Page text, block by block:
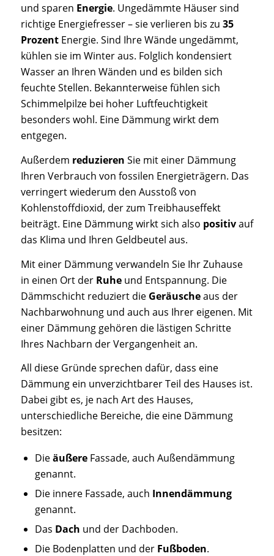
und sparen Energie. Ungedämmte Häuser sind
richtige Energiefresser – sie verlieren bis zu 35
ProzentEnergie. Sind Ihre Wände ungedämmt,
kühlen sie im Winter aus. Folglich kondensiert
Wasser an Ihren Wänden und es bilden sich
feuchte Stellen. Bekannterweise fühlen sich
Schimmelpilze bei hoher Luftfeuchtigkeit
besonders wohl. Eine Dämmung wirkt dem
entgegen.
Außerdem reduzieren Sie mit einer Dämmung
Ihren Verbrauch von fossilen Energieträgern. Das
verringert wiederum den Ausstoß von
Kohlenstoffdioxid, der zum Treibhauseffekt
beiträgt. Eine Dämmung wirkt sich also positivauf
das Klima und Ihren Geldbeutel aus.
Mit einer Dämmung verwandeln Sie Ihr Zuhause
in einen Ort der Ruheund Entspannung. Die
Dämmschicht reduziert die Geräuscheaus der
Nachbarwohnung und auch aus Ihrer eigenen. Mit
einer Dämmung gehören die lästigen Schritte
Ihres Nachbarn der Vergangenheit an.
All diese Gründe sprechen dafür, dass eine
Dämmung ein unverzichtbarer Teil des Hauses ist.
Dabei gibt es, je nach Art des Hauses,
unterschiedliche Bereiche, die eine Dämmung
besitzen:
DieäußereFassade, auch Außendämmung
genannt.
Die innere Fassade, auch Innendämmung
genannt.
Das Dach und der Dachboden.
Die Bodenplatten und der Fußboden.